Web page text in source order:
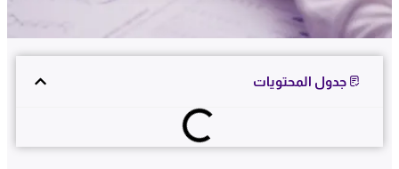
جدول المحتويات